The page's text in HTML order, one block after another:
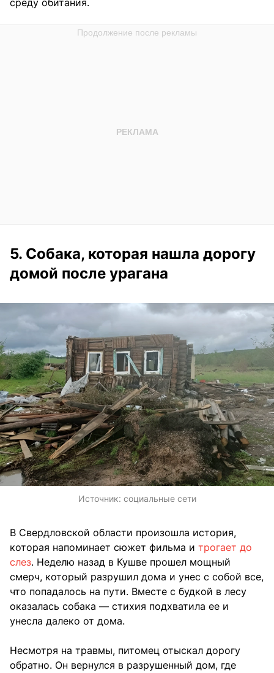
среду обитания.
5. Собака, которая нашла дорогу
домой после урагана
Источник: социальные сети
В Свердловской области произошла история,
которая напоминает сюжет фильма и трогает до
слез. Неделю назад в Кушве прошел мощный
смерч, который разрушил дома и унес с собой все,
что попадалось на пути. Вместе с будкой в лесу
оказалась собака — стихия подхватила ее и
унесла далеко от дома.
Несмотря на травмы, питомец отыскал дорогу
обратно. Он вернулся в разрушенный дом, где